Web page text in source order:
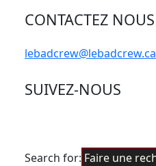
CONTACTEZ NOUS
lebadcrew@lebadcrew.ca
SUIVEZ-NOUS
Search for: